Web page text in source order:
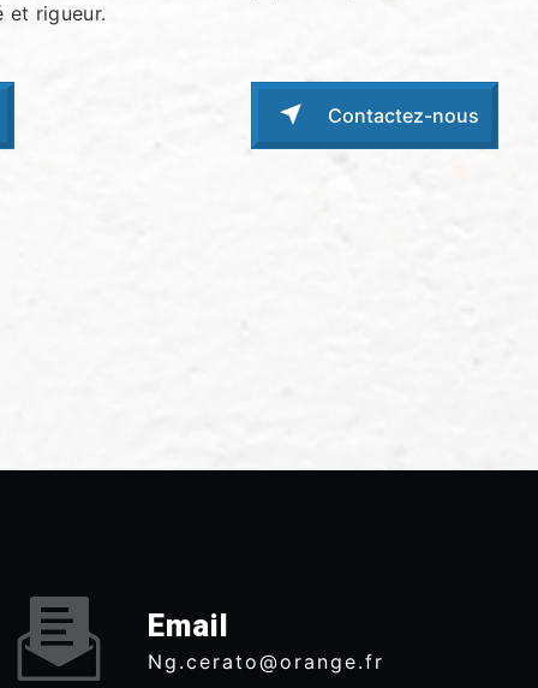
et rigueur.
Contactez-nous
Email
ng.cerato@orange.fr